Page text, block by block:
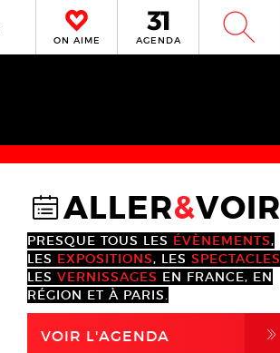
ON AIME AGENDA W
@ALLER&VOIR
PRESQUE TOUS LES ÉVÈNEMENTS,
LES EXPOSITIONS, LES SPECTACLES
LES VERNISSAGES EN FRANCE, EN
RÉGION ET À PARIS.
VOIR L'AGENDA ,